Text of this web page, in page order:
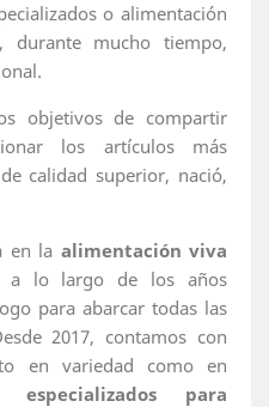
o alimentación
mucho tiempo,
objetivos de compartir
los artículos más
calidad superior, nació,
en la alimentación viva
a lo largo de los años
para abarcar todas las
2017, contamos con
en variedad como en
especializados para